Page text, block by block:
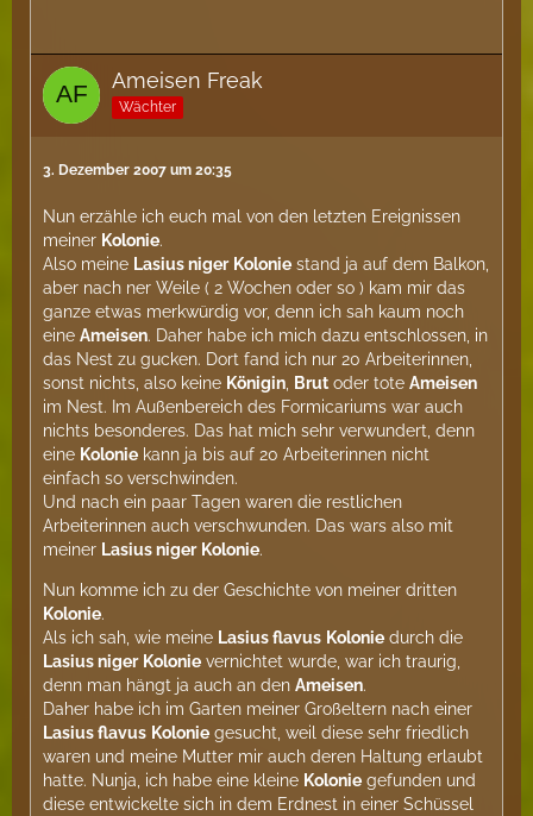
Ameisen Freak
Wächter
3. Dezember 2007 um 20:35
Nun erzähle ich euch mal von den letzten Ereignissen
meiner Kolonie.
Also meine Lasius niger Kolonie stand ja auf dem Balkon,
aber nach ner Weile ( 2 Wochen oder so ) kam mir das
ganze etwas merkwürdig vor, denn ich sah kaum noch
eine Ameisen. Daher habe ich mich dazu entschlossen, in
das Nest zu gucken. Dort fand ich nur 20 Arbeiterinnen,
sonst nichts, also keine Königin, Brut oder tote Ameisen
im Nest. Im Außenbereich des Formicariums war auch
nichts besonderes. Das hat mich sehr verwundert, denn
eine Kolonie kann ja bis auf 20 Arbeiterinnen nicht
einfach so verschwinden.
Und nach ein paar Tagen waren die restlichen
Arbeiterinnen auch verschwunden. Das wars also mit
meiner Lasius niger Kolonie.
Nun komme ich zu der Geschichte von meiner dritten
Kolonie.
Als ich sah, wie meine Lasius flavus Kolonie durch die
Lasius niger Kolonie vernichtet wurde, war ich traurig,
denn man hängt ja auch an den Ameisen.
Daher habe ich im Garten meiner Großeltern nach einer
Lasius flavus Kolonie gesucht, weil diese sehr friedlich
waren und meine Mutter mir auch deren Haltung erlaubt
hatte. Nunja, ich habe eine kleine Kolonie gefunden und
diese entwickelte sich in dem Erdnest in einer Schüssel